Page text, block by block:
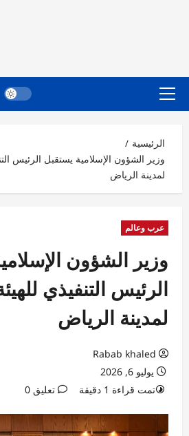
القائمة
الرئيسية
وزير الشؤون الإسلامية يستقبل الرئيس
لمدينة الرياض
عرب وعالم
وزير الشؤون
الرئيس التنفيذي
لمدينة الرياض
Rabab khaled
يوليو 6, 2026
تمت قراءة 1 دقيقة
تعليق 0